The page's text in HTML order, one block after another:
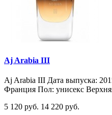
Aj Arabia III
Aj Arabia III Дата выпуска:
Франция Пол: унисекс
5 120 руб. 14 220 руб.